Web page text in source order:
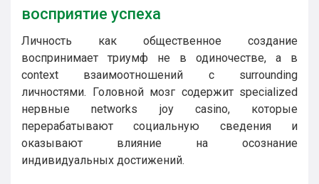
восприятие успеха
Личность как общественное создание
воспринимает триумф не в одиночестве, а в
context взаимоотношений с surrounding
личностями. Головной мозг содержит specialized
нервные networks joy casino, которые
перерабатывают социальную сведения и
оказывают влияние на осознание
индивидуальных достижений.